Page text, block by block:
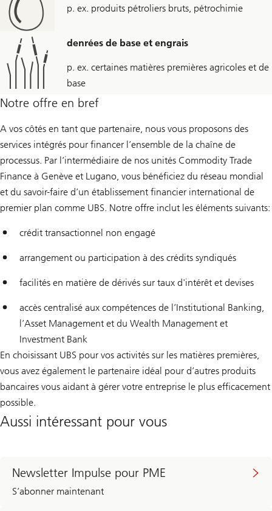
p. ex. produits pétroliers bruts, pétrochimie
denrées de base et engrais
p. ex. certaines matières premières agricoles et de
base
Notre offre en bref
A vos côtés en tant que partenaire, nous vous proposons des
services intégrés pour financer l’ensemble de la chaîne de
processus. Par l’intermédiaire de nos unités Commodity Trade
Finance à Genève et Lugano, vous bénéficiez du réseau mondial
et du savoir-faire d’un établissement financier international de
premier plan comme UBS. Notre offre inclut les éléments suivants:
crédit transactionnel non engagé
arrangement ou participation à des crédits syndiqués
facilités en matière de dérivés sur taux d'intérêt et devises
accès centralisé aux compétences de l’Institutional Banking,
l’Asset Management et du Wealth Management et
Investment Bank
En choisissant UBS pour vos activités sur les matières premières,
vous avez également le partenaire idéal pour d’autres produits
bancaires vous aidant à gérer votre entreprise le plus efficacement
possible.
Aussi intéressant pour vous
Newsletter Impulse pour PME
S’abonner maintenant